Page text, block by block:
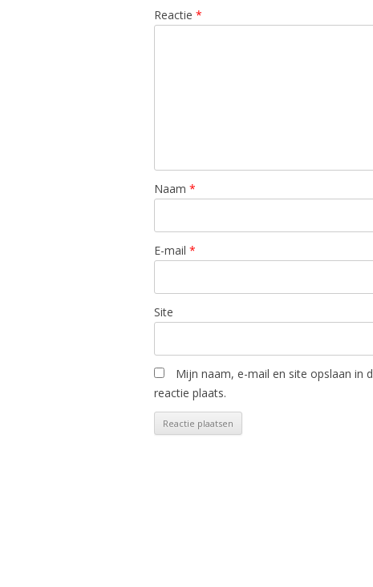
Reactie *
Naam *
E-mail *
Site
Mijn naam, e-mail en site opslaan in
reactie plaats.